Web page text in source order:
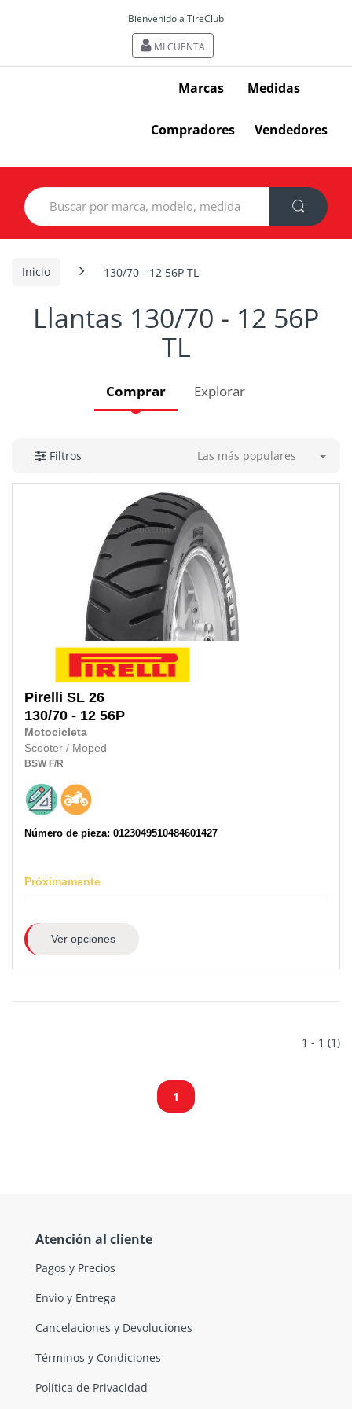
Bienvenido a TireClub
MI CUENTA
Marcas Medidas
Compradores Vendedores
Search
for:
Inicio 130/70 - 12 56P TL
Llantas 130/70 - 12 56P
TL
Comprar Explorar
Filtros Las más populares
Pirelli SL 26
130/70 - 12 56P
Motocicleta
Scooter / Moped
BSW F/R
Número de pieza: 0123049510484601427
Próximamente
Ver opciones
1 - 1 (1)
1
Atención al cliente
Pagos y Precios
Envio y Entrega
Cancelaciones y Devoluciones
Términos y Condiciones
Política de Privacidad